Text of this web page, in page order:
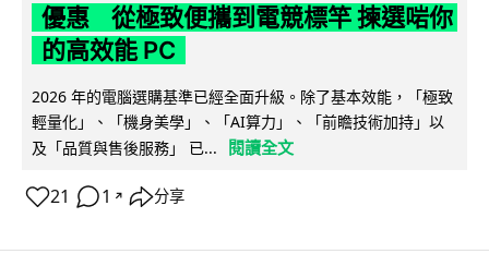
優惠 從極致便攜到電競標竿 揀選啱你
的高效能 PC
2026 年的電腦選購基準已經全面升級。除了基本效能，「極致
輕量化」、「機身美學」、「AI算力」、「前瞻技術加持」以
及「品質與售後服務」 已...
閱讀全文
21 1 ↗ 分享